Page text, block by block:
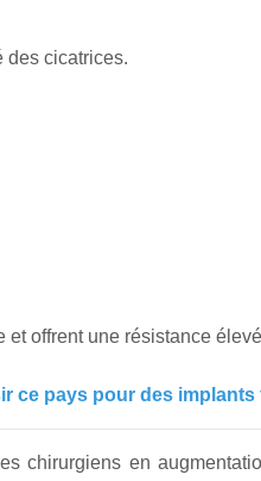
des cicatrices.
offrent une résistance
ce pays pour des implants
chirurgiens en